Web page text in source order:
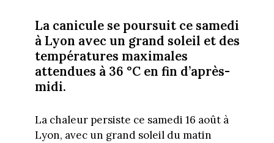
La canicule se poursuit ce samedi
à Lyon avec un grand soleil et des
températures maximales
attendues à 36 °C en fin d’après-
midi.
La chaleur persiste ce samedi 16 août à
Lyon, avec un grand soleil du matin